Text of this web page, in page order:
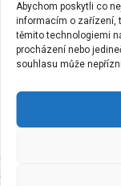
Abychom poskytli co
informacím o zařízení,
těmito technologiemi
procházení nebo
souhlasu může
KONTAKT
Tennant Česká
+420 773 400 501
info@tcs-czech.cz
Spravovat souhlas